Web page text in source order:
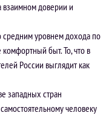
взаимном доверии и
средним уровнем дохода по
быт. То, что в
России выглядит как
западных стран
человеку